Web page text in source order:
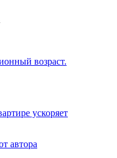
возраст.
ускоряет
автора